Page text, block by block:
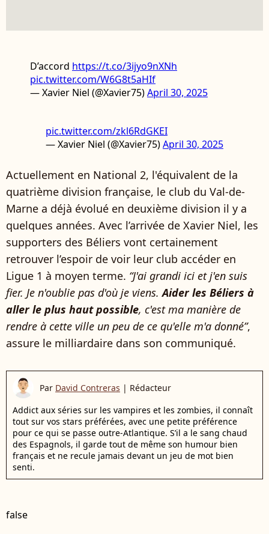
D’accord https://t.co/3ijyo9nXNh
pic.twitter.com/W6G8t5aHIf
— Xavier Niel (@Xavier75)April 30, 2025
pic.twitter.com/zkl6RdGKEI
— Xavier Niel (@Xavier75)April 30, 2025
Actuellement en National 2, l'équivalent de la
quatrième division française, le club du Val-de-
Marne a déjà évolué en deuxième division il y a
quelques années. Avec l’arrivée de Xavier Niel, les
supporters des Béliers vont certainement
retrouver l’espoir de voir leur club accéder en
Ligue 1 à moyen terme. “J'ai grandi ici et j'en suis
fier. Je n'oublie pas d'où je viens.Aider les Béliers à
aller le plus haut possible, c'est ma manière de
rendre à cette ville un peu de ce qu'elle m'a donné”,
assure le milliardaire dans son communiqué.
Par David Contreras | Rédacteur
Addict aux séries sur les vampires et les zombies, il connaît
tout sur vos stars préférées, avec une petite préférence
pour ce qui se passe outre-Atlantique. S’il a le sang chaud
des Espagnols, il garde tout de même son humour bien
français et ne recule jamais devant un jeu de mot bien
senti.
false